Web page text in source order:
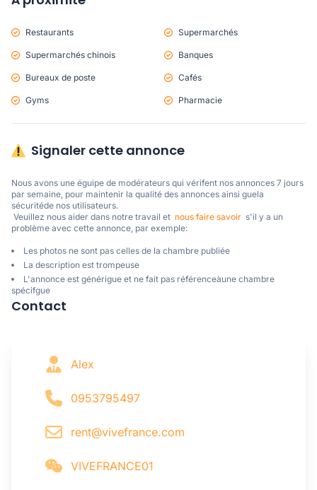
Restaurants Supermarchés
Supermarchés chinois Banques
Bureaux de poste Cafés
Gyms Pharmacie
Signaler cette annonce
Nous avons une éguipe de modérateurs qui vérifent nos annonces 7 jours
par semaine, pour maintenir la qualité des annonces ainsi guela
sécuritéde nos utilisateurs.
Veuillez nous aider dans notre travail et nous faire savoir
  s'il y a un
problème avec cette annonce, par exemple:
Les photos ne sont pas celles de la chambre publiée
La description est trompeuse
L'annonce est générigue et ne fait pas référenceàune chambre
spécifgue
Contact
Alex
0953795497
rent@vivefrance.com
VIVEFRANCE01